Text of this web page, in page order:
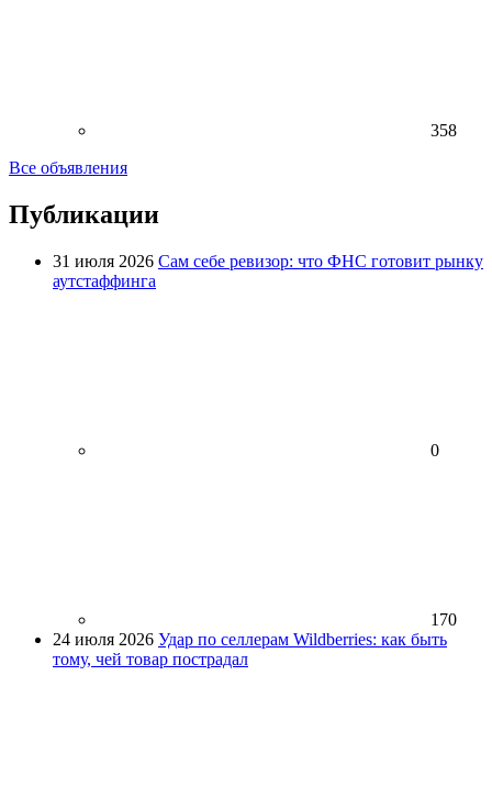
358
Все объявления
Публикации
31 июля 2026 Сам себе ревизор: что ФНС готовит рынку
аутстаффинга
0
170
24 июля 2026 Удар по селлерам Wildberries: как быть
тому, чей товар пострадал